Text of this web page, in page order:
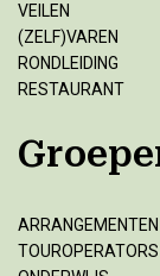
VEILEN
(ZELF)VAREN
RONDLEIDING
RESTAURANT
ARRANGEMENTEN
TOUROPERATORS